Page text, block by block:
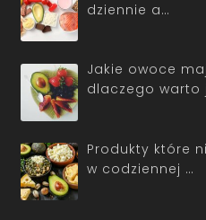
Jakie owoce
Produkty które
Kategorie